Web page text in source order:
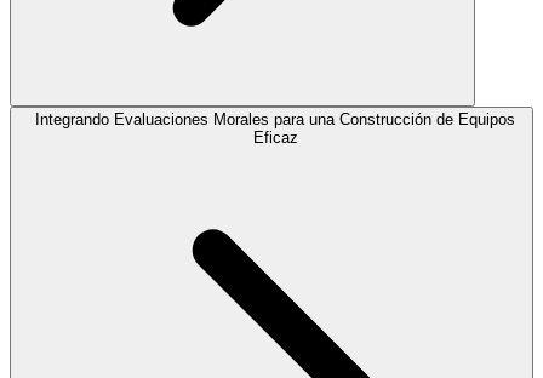
Integrando Evaluaciones Morales para una Construcción de Equipos
Eficaz